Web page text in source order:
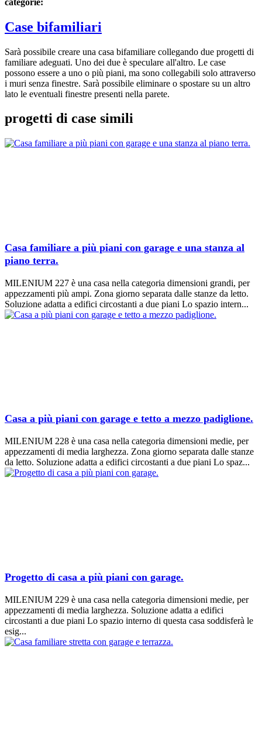
Case bifamiliari
Sarà possibile creare una casa bifamiliare collegando due progetti di
familiare adeguati. Uno dei due è speculare all'altro. Le case
possono essere a uno o più piani, ma sono collegabili solo attraverso
i muri senza finestre. Sarà possibile eliminare o spostare su un altro
lato le eventuali finestre presenti nella parete.
progetti di case simili
Casa familiare a più piani con garage e una stanza al
piano terra.
MILENIUM 227 è una casa nella categoria dimensioni grandi, per
appezzamenti più ampi. Zona giorno separata dalle stanze da letto.
Soluzione adatta a edifici circostanti a due piani Lo spazio intern...
Casa a più piani con garage e tetto a mezzo padiglione.
MILENIUM 228 è una casa nella categoria dimensioni medie, per
appezzamenti di media larghezza. Zona giorno separata dalle stanze
da letto. Soluzione adatta a edifici circostanti a due piani Lo spaz...
Progetto di casa a più piani con garage.
MILENIUM 229 è una casa nella categoria dimensioni medie, per
appezzamenti di media larghezza. Soluzione adatta a edifici
circostanti a due piani Lo spazio interno di questa casa soddisferà le
esig...